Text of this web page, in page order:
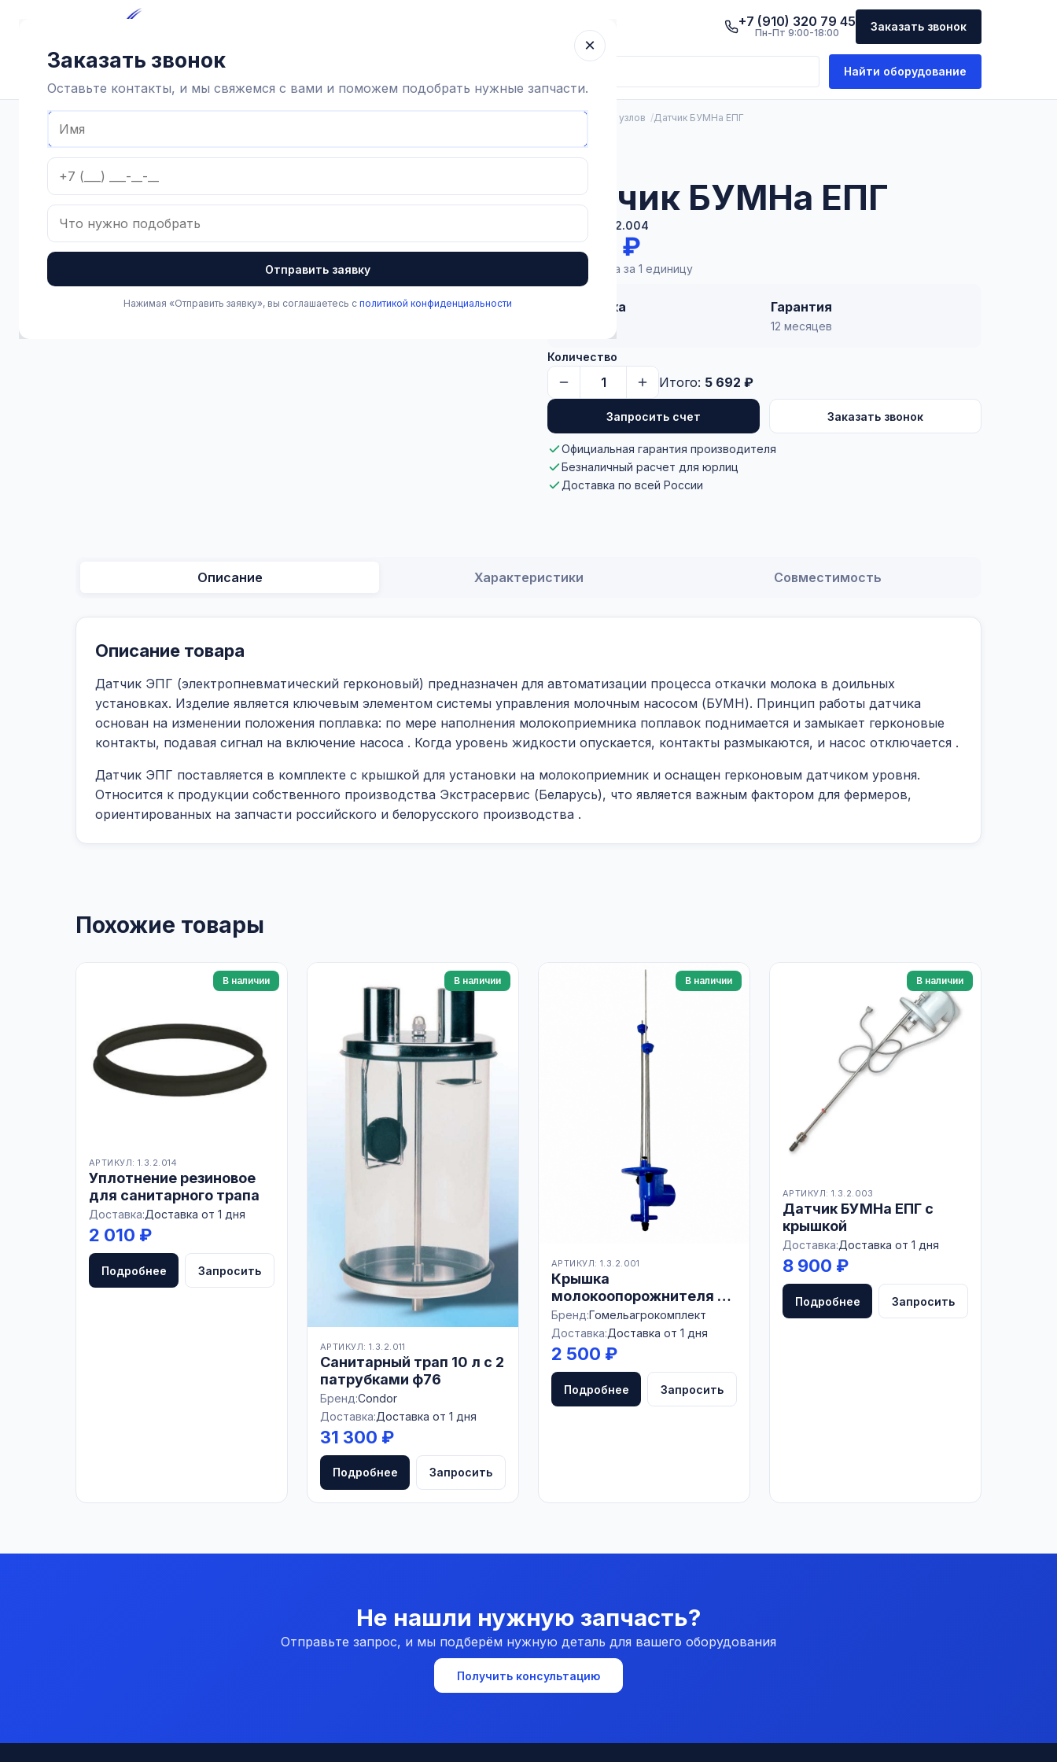
Контакты +7 (910) 320 79 45
Пн-Пт 9:00-18:00 Заказать звонок
Найти оборудование
Запчасти для молокоприемных узлов Датчик БУМНа ЕПГ
Датчик БУМНа ЕПГ
1.3.2.004
5 692 ₽
Цена указана за 1 единицу
Доставка Гарантия
12 месяцев
Количество
Итого: 5 692 ₽
Запросить счет Заказать звонок
Официальная гарантия производителя
Безналичный расчет для юрлиц
Доставка по всей России
Описание Характеристики Совместимость
Описание товара
Датчик ЭПГ (электропневматический герконовый) предназначен для автоматизации процесса откачки молока в доильных
установках. Изделие является ключевым элементом системы управления молочным насосом (БУМН). Принцип работы датчика
основан на изменении положения поплавка: по мере наполнения молокоприемника поплавок поднимается и замыкает герконовые
контакты, подавая сигнал на включение насоса . Когда уровень жидкости опускается, контакты размыкаются, и насос отключается .
Датчик ЭПГ поставляется в комплекте с крышкой для установки на молокоприемник и оснащен герконовым датчиком уровня.
Относится к продукции собственного производства Экстрасервис (Беларусь), что является важным фактором для фермеров,
ориентированных на запчасти российского и белорусского производства .
Похожие товары
В наличии
АРТИКУЛ: 1.3.2.014
Уплотнение резиновое
для санитарного трапа
Доставка:Доставка от 1 дня
2 010 ₽
Подробнее Запросить
В наличии
АРТИКУЛ: 1.3.2.011
Санитарный трап 10 л с 2
патрубками ф76
Бренд:Condor
Доставка:Доставка от 1 дня
31 300 ₽
Подробнее Запросить
В наличии
АРТИКУЛ: 1.3.2.001
Крышка
молокоопорожнителя с
3 электродами
11.02.000-01
Бренд:Гомельагрокомплект
Доставка:Доставка от 1 дня
2 500 ₽
Подробнее Запросить
В наличии
АРТИКУЛ: 1.3.2.003
Датчик БУМНа ЕПГ с
крышкой
Доставка:Доставка от 1 дня
8 900 ₽
Подробнее Запросить
Не нашли нужную запчасть?
Отправьте запрос, и мы подберём нужную деталь для вашего оборудования
Получить консультацию
×
Заказать звонок
Оставьте контакты, и мы свяжемся с вами и поможем подобрать нужные запчасти.
Отправить заявку
Нажимая «Отправить заявку», вы соглашаетесь с политикой конфиденциальности